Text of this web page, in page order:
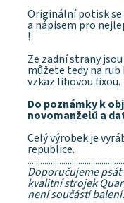
Originální potisk
a nápisem pro
!
Ze zadní strany
můžete tedy na
vzkaz lihovou fixou.
Do poznámky k
novomanželů a
Celý výrobek je
republice.
Doporučujeme
kvalitní strojek
není součástí balení.